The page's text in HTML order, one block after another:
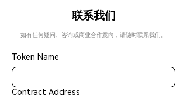
如有任何疑问、咨询或商业合作意向，请随时联系我们。
Token Name
Contract Address
联系我们